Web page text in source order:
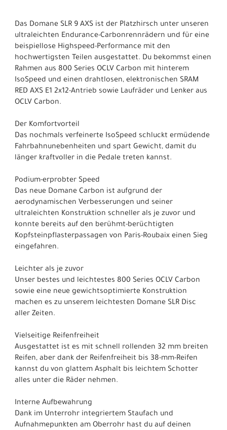
Das Domane SLR 9 AXS ist der Platzhirsch unter unseren
ultraleichten Endurance-Carbonrennrädern und für eine
beispiellose Highspeed-Performance mit den
hochwertigsten Teilen ausgestattet. Du bekommst einen
Rahmen aus 800 Series OCLV Carbon mit hinterem
IsoSpeed und einen drahtlosen, elektronischen SRAM
RED AXS E1 2x12-Antrieb sowie Laufräder und Lenker aus
OCLV Carbon.
Der Komfortvorteil
Das nochmals verfeinerte IsoSpeed schluckt ermüdende
Fahrbahnunebenheiten und spart Gewicht, damit du
länger kraftvoller in die Pedale treten kannst.
Podium-erprobter Speed
Das neue Domane Carbon ist aufgrund der
aerodynamischen Verbesserungen und seiner
ultraleichten Konstruktion schneller als je zuvor und
konnte bereits auf den berühmt-berüchtigten
Kopfsteinpflasterpassagen von Paris-Roubaix einen Sieg
eingefahren.
Leichter als je zuvor
Unser bestes und leichtestes 800 Series OCLV Carbon
sowie eine neue gewichtsoptimierte Konstruktion
machen es zu unserem leichtesten Domane SLR Disc
aller Zeiten.
Vielseitige Reifenfreiheit
Ausgestattet ist es mit schnell rollenden 32 mm breiten
Reifen, aber dank der Reifenfreiheit bis 38-mm-Reifen
kannst du von glattem Asphalt bis leichtem Schotter
alles unter die Räder nehmen.
Interne Aufbewahrung
Dank im Unterrohr integriertem Staufach und
Aufnahmepunkten am Oberrohr hast du auf deinen